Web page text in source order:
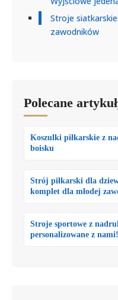
Stroje
zawodników
Polecane
Koszulki piłkarskie z
boisku
Strój piłkarski dla
komplet dla młodej
Stroje sportowe z
personalizowane z nami!